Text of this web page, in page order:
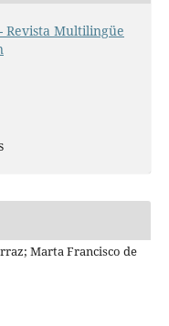
Revista Multilingüe
Marta Francisco de